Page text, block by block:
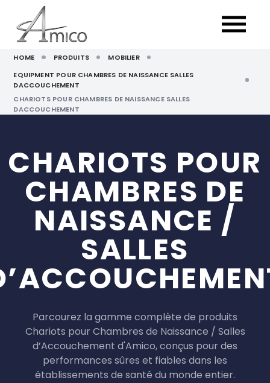
HOME PRODUITS
MOBILIER
EQUIPMENT POUR CHAMBRES DE NAISSANCE SALLES
DACCOUCHEMENT
CHARIOTS POUR CHAMBRES DE NAISSANCE SALLES
DACCOUCHEMENT
CHARIOTS POUR
CHAMBRES DE
NAISSANCE /
SALLES
Parcourez la gamme complète de produits
Chariots pour Chambres de Naissance / Salles
d’Accouchement d'Amico, conçus pour des
performances sûres et fiables dans les
établissements de santé du monde entier.